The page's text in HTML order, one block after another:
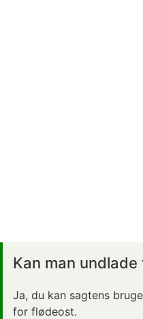
Kan man
Ja, du kan sagtens
for flødeost.